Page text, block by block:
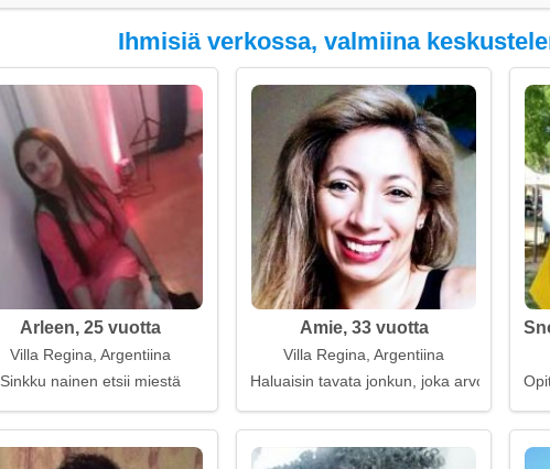
Ihmisiä verkossa, valmiina
Arleen, 25 vuotta
Villa Regina, Argentiina
Sinkku nainen etsii miestä
Amie, 33 vuotta
Villa Regina, Argentiina
Haluaisin tavata jonkun, joka arvostaa